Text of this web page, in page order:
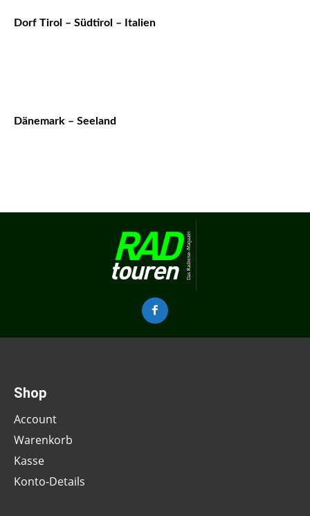
Dorf Tirol – Südtirol – Italien
Dänemark – Seeland
Shop
Account
Warenkorb
Kasse
Konto-Details